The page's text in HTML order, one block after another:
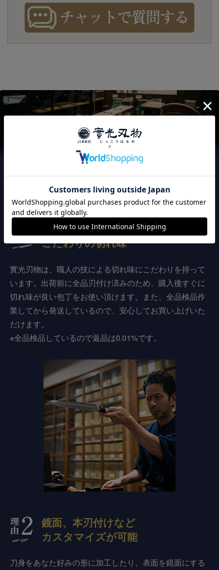
實光刃物が
選ばれる3つの理由
120年以上継承された
こだわりの切れ味
實光刃物は、職人の技による切れ味にこだわりを持って
います。出荷前に全品刃付け済みのため、購入後すぐに
切れ味が良い包丁をお使い頂けます。また、全品検品作
業してから発送しているので、安心してお買い上げいた
だけます。
※全品検品しているので返品は0.01%です。
鏡面、本刃付けなど
カスタマイズが可能
刀身をあなた好みの形に加工したり、表面を鏡面にする